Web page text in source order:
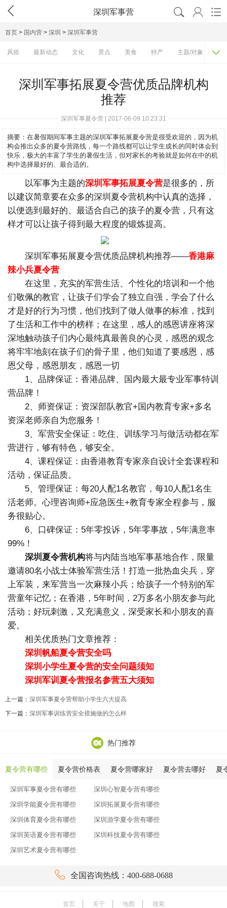
 深圳军事营   
首页 > 国内营 > 深圳 > 深圳军事营
风俗 最新动态 文化 景点 美食 特产 主题/对象 费

深圳军事拓展夏令营优质品牌机构
推荐
深圳军事夏令营 | 2017-06-09 10:23:31
摘要： 在暑假期间军事主题的深圳军事拓展夏令营是很受欢迎的，因为机
构会推出众多的夏令营路线，每一个路线都可以让学生成长的同时体会到
快乐，极大的丰富了学生的暑假生活，但对家长的考验就是如何在中的机
构中选择最好的、最合适的。
以军事为主题的深圳军事拓展夏令营是很多的，所
以建议简章要在众多的深圳夏令营机构中认真的选择，
以便选到最好的、最适合自己的孩子的夏令营，只有这
样才可以让孩子得到最大程度的锻炼提高。
深圳军事拓展夏令营优质品牌机构推荐——香港麻
辣小兵夏令营
在这里，充实的军营生活、个性化的培训和一个他
们敬佩的教官，让孩子们学会了独立自强，学会了什么
才是好的行为习惯，他们找到了做人做事的标准，找到
了生活和工作中的榜样；在这里，感人的感恩讲座将深
深地触动孩子们内心最纯真最善良的心灵，感恩的观念
将牢牢地刻在孩子们的骨子里，他们知道了要感恩，感
恩父母，感恩朋友，感恩一切
1、品牌保证：香港品牌、国内最大最专业军事特训
营品牌！
2、师资保证：资深部队教官+国内教育专家+多名
资深老师亲自为您服务！
3、军营安全保证：吃住、训练学习与做活动都在军
营进行，够有特色，够安全。
4、课程保证：由香港教育专家亲自设计全套课程和
活动，保证品质。
5、管理保证：每20人配1名教官，每10人配1名生
活老师。心理咨询师+应急医生+教育专家全程参与，服
务很贴心。
6、口碑保证：5年零投诉，5年零事故，5年满意率
99%！
深圳夏令营机构将与内陆当地军事基地合作，限量
邀请80名小战士体验军营生活！打造一批热血尖兵，穿
上军装，来军营当一次麻辣小兵；给孩子一个特别的军
营童年记忆；在香港，5年时间，2万多名小朋友参与此
活动；好玩刺激，又充满意义，深受家长和小朋友的喜
爱。
相关优质热门文章推荐：
深圳帆船夏令营安全吗
深圳小学生夏令营的安全问题须知
深圳军训夏令营报名参营五大须知
上一篇： 深圳军事夏令营帮助小学生六大提高
下一篇： 深圳军事训练营安全措施做的怎么样
热门推荐
夏令营有哪些 夏令营价格表 夏令营哪家好 夏令营去哪好 夏
深圳军事夏令营有哪些
深圳心智夏令营有哪些
深圳学能夏令营有哪些
深圳拓展夏令营有哪些
深圳体育夏令营有哪些
深圳游学夏令营有哪些
深圳英语夏令营有哪些
深圳科技夏令营有哪些
深圳艺术夏令营有哪些
 全国咨询热线：400-688-0688
首页 关于 地图 搜索